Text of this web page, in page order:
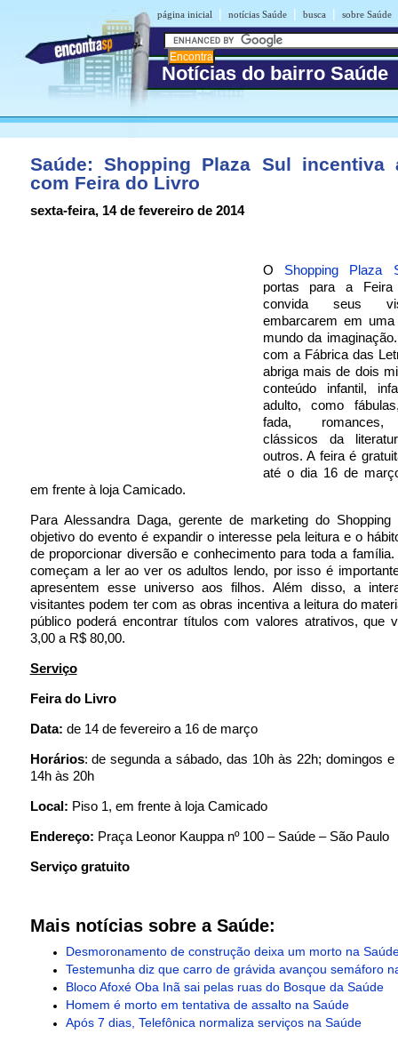
página inicial | notícias Saúde | busca | sobre Saúde
Notícias do bairro Saúde
Saúde: Shopping Plaza Sul incentiva
com Feira do Livro
sexta-feira, 14 de fevereiro de 2014
O Shopping Plaza
portas para a
convida seus
embarcarem em
mundo da
com a Fábrica das
abriga mais de dois
conteúdo infantil,
adulto, como
fada, romances,
clássicos da
outros. A feira é
até o dia 16 de
em frente à loja Camicado.
Para Alessandra Daga, gerente de marketing do
objetivo do evento é expandir o interesse pela leitura e o
de proporcionar diversão e conhecimento para toda a família.
começam a ler ao ver os adultos lendo, por isso é
apresentem esse universo aos filhos. Além disso, a
visitantes podem ter com as obras incentiva a leitura do
público poderá encontrar títulos com valores atrativos, que
3,00 a R$ 80,00.
Serviço
Feira do Livro
Data: de 14 de fevereiro a 16 de março
Horários: de segunda a sábado, das 10h às 22h; domingos
14h às 20h
Local: Piso 1, em frente à loja Camicado
Endereço: Praça Leonor Kauppa nº 100 – Saúde – São Paulo
Serviço gratuito
Mais notícias sobre a Saúde:
Desmoronamento de construção deixa um morto na
Testemunha diz que carro de grávida avançou semáforo
Bloco Afoxé Oba Inã sai pelas ruas do Bosque da Saúde
Homem é morto em tentativa de assalto na Saúde
Após 7 dias, Telefônica normaliza serviços na Saúde